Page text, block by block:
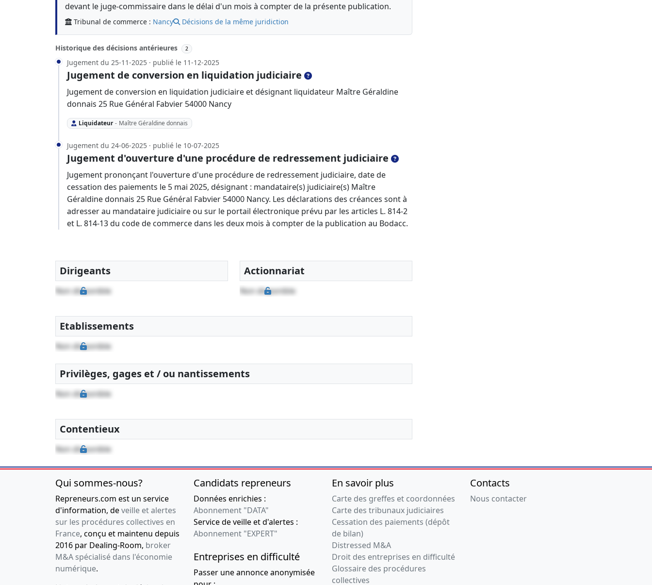
devant le juge-commissaire dans le délai d'un mois à compter de la présente publication.
Tribunal de commerce : Nancy Décisions de la même juridiction
Historique des décisions antérieures 2
Jugement du 25-11-2025 · publié le 11-12-2025
Jugement de conversion en liquidation judiciaire
Jugement de conversion en liquidation judiciaire et désignant liquidateur Maître Géraldine
donnais 25 Rue Général Fabvier 54000 Nancy
Liquidateur - Maître Géraldine donnais
Jugement du 24-06-2025 · publié le 10-07-2025
Jugement d'ouverture d'une procédure de redressement judiciaire
Jugement prononçant l'ouverture d'une procédure de redressement judiciaire, date de
cessation des paiements le 5 mai 2025, désignant : mandataire(s) judiciaire(s) Maître
Géraldine donnais 25 Rue Général Fabvier 54000 Nancy. Les déclarations des créances sont à
adresser au mandataire judiciaire ou sur le portail électronique prévu par les articles L. 814-2
et L. 814-13 du code de commerce dans les deux mois à compter de la publication au Bodacc.
Dirigeants
Non disponible
Actionnariat
Non disponible
Etablissements
Non disponible
Privilèges, gages et / ou nantissements
Non disponible
Contentieux
Non disponible
Qui sommes-nous?
Repreneurs.com est un service
d'information, deveille et alertes
sur les procédures collectives en
France, conçu et maintenu depuis
2016 par Dealing-Room, broker
M&A spécialisé dans l'économie
numérique.
Candidats repreneurs
Données enrichies :
Abonnement "DATA"
Service de veille et d'alertes :
Abonnement "EXPERT"
Entreprises en difficulté
Passer une annonce anonymisée
En savoir plus
Carte des greffes et coordonnées
Carte des tribunaux judiciaires
Cessation des paiements (dépôt
de bilan)
Distressed M&A
Droit des entreprises en difficulté
Glossaire des procédures
collectives
Contacts
Nous contacter